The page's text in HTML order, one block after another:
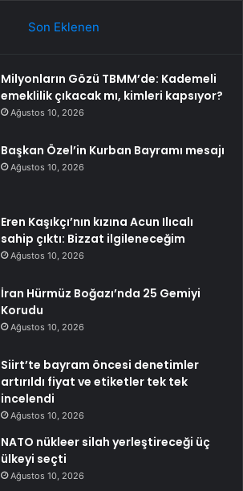
Son Eklenen
Milyonların Gözü TBMM’de: Kademeli
emeklilik çıkacak mı, kimleri kapsıyor?
Ağustos 10, 2026
Başkan Özel’in Kurban Bayramı mesajı
Ağustos 10, 2026
Eren Kaşıkçı’nın kızına Acun Ilıcalı
sahip çıktı: Bizzat ilgileneceğim
Ağustos 10, 2026
İran Hürmüz Boğazı’nda 25 Gemiyi
Korudu
Ağustos 10, 2026
Siirt’te bayram öncesi denetimler
artırıldı fiyat ve etiketler tek tek
incelendi
Ağustos 10, 2026
NATO nükleer silah yerleştireceği üç
ülkeyi seçti
Ağustos 10, 2026